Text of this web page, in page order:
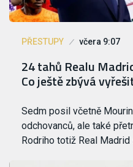
PŘESTUPY včera 9:07
24 tahů Realu
Co ještě zbývá
Sedm posil včetně
odchovanců, ale také
Rodriho totiž Real